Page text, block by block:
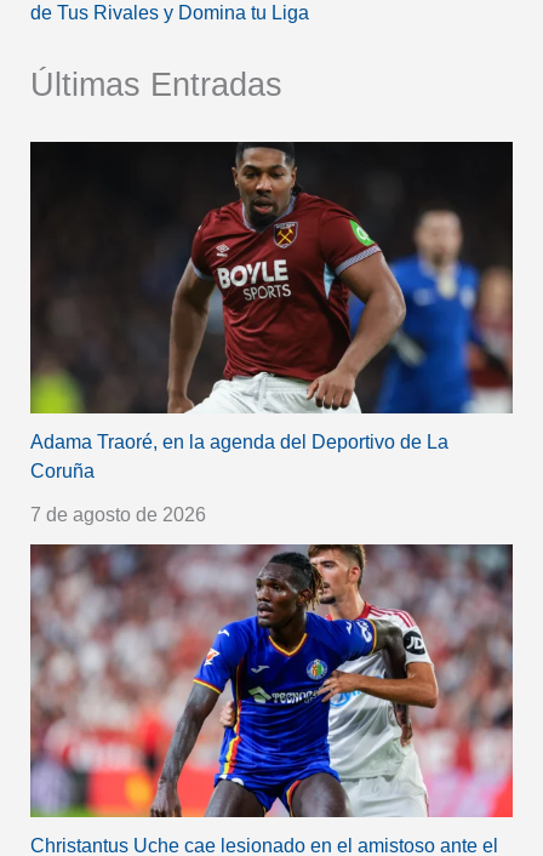
de Tus Rivales y Domina tu Liga
Últimas Entradas
Adama Traoré, en la agenda del Deportivo de La
Coruña
7 de agosto de 2026
Christantus Uche cae lesionado en el amistoso ante el